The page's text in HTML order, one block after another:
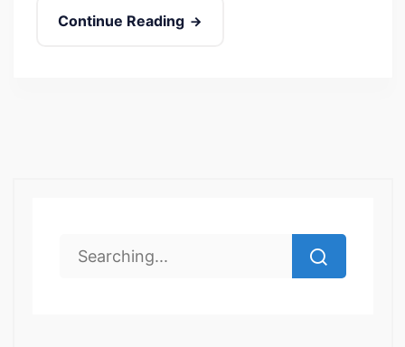
Continue Reading